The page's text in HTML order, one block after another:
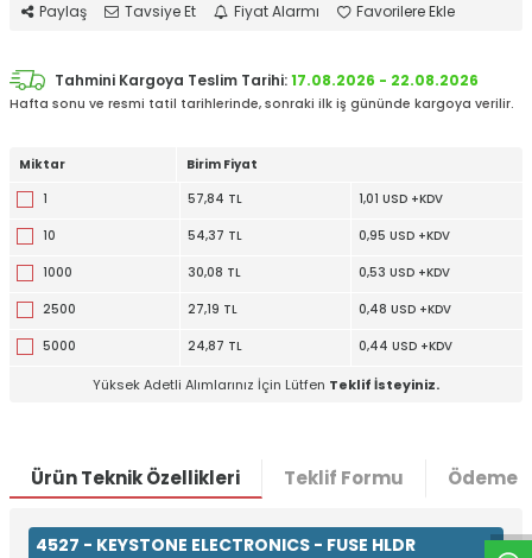
W
h
t
a
p
p
D
e
s
e
H
a
t
t
Paylaş Tavsiye Et Fiyat Alarmı Favorilere Ekle
Tahmini Kargoya Teslim Tarihi:17.08.2026 - 22.08.2026
Hafta sonu ve resmi tatil tarihlerinde, sonraki ilk iş gününde kargoya verilir.
Miktar
Birim Fiyat
1
57,84 TL 1,01 USD +KDV
10 54,37 TL 0,95 USD +KDV
1000 30,08 TL 0,53 USD +KDV
2500 27,19 TL 0,48 USD +KDV
5000 24,87 TL 0,44 USD +KDV
Yüksek Adetli Alımlarınız İçin Lütfen Teklif İsteyiniz.
Ürün Teknik Özellikleri Teklif Formu Ödeme
4527 - KEYSTONE ELECTRONICS - FUSE HLDR